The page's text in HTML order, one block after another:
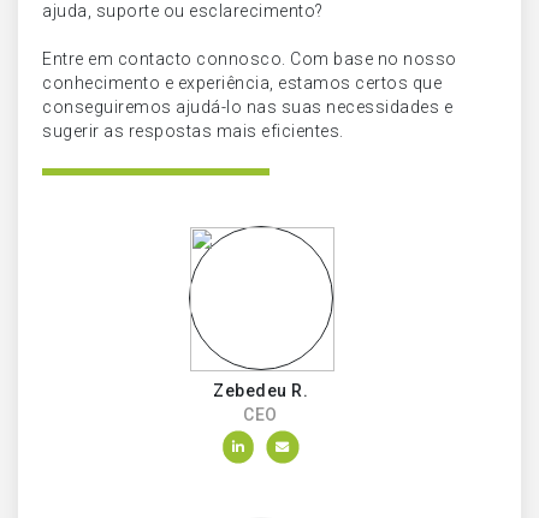
ajuda, suporte ou esclarecimento?
Entre em contacto connosco. Com base no nosso
conhecimento e experiência, estamos certos que
conseguiremos ajudá-lo nas suas necessidades e
sugerir as respostas mais eficientes.
Zebedeu R.
CEO